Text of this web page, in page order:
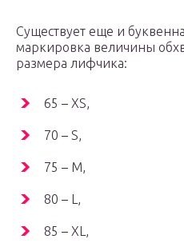
Существует еще и
маркировка величины
размера лифчика:
65 – XS,
70 – S,
75 – M,
80 – L,
85 – XL,